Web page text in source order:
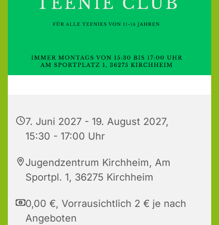
7. Juni 2027 - 19. August 2027,
15:30 - 17:00 Uhr
Jugendzentrum Kirchheim, Am
Sportpl. 1, 36275 Kirchheim
0,00 €, Vorrausichtlich 2 € je nach
Angeboten